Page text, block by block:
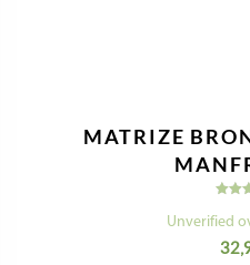
MATRIZE
Unverified